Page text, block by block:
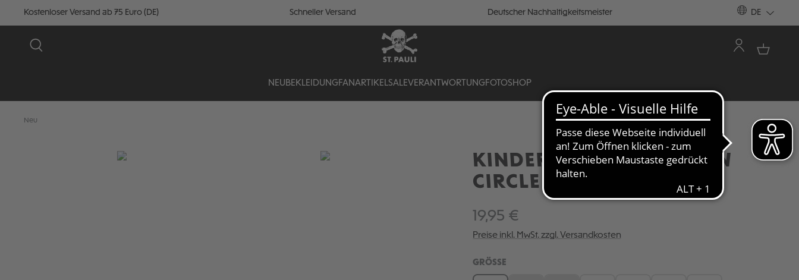
Kostenloser Versand ab 75 Euro (DE) Schneller Versand Deutscher Nachhaltigkeitsmeister DE
NEU BEKLEIDUNGFANARTIKELSALEVERANTWORTUNGFOTOSHOP
Neu
Bildergalerie überspringen
KINDER T-SHIRT RAINBOW
CIRCLE - GREY MELANGE
19,95 €
Preise inkl. MwSt. zzgl. Versandkosten
GRÖSSE AUSWÄHLEN